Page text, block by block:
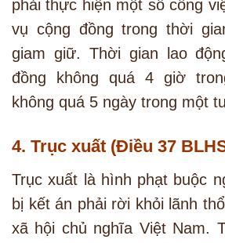
phải thực hiện một số công
vụ cộng đồng trong thời
giam giữ. Thời gian lao
đồng không quá 4 giờ
không quá 5 ngày trong một
4. Trục xuất (Điều 37
Trục xuất là hình phạt buộc
bị kết án phải rời khỏi lãnh
xã hội chủ nghĩa Việt Nam.